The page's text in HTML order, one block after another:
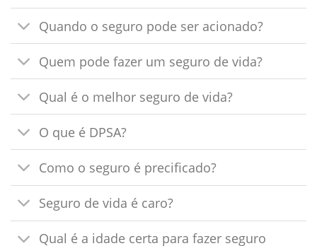
Quando o seguro pode ser acionado?
Quem pode fazer um seguro de vida?
Qual é o melhor seguro de vida?
O que é DPSA?
Como o seguro é precificado?
Seguro de vida é caro?
Qual é a idade certa para fazer seguro